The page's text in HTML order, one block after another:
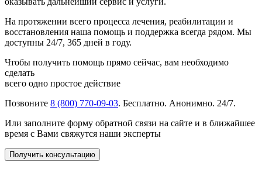
На протяжении всего процесса лечения, реабилитации и
восстановления наша помощь и поддержка всегда рядом. Мы
доступны 24/7, 365 дней в году.
Чтобы получить помощь прямо сейчас, вам необходимо
сделать
всего одно простое действие
Позвоните 8 (800) 770-09-03. Бесплатно. Анонимно. 24/7.
Или заполните форму обратной связи на сайте и в ближайшее
время с Вами свяжутся наши эксперты
Получить консультацию